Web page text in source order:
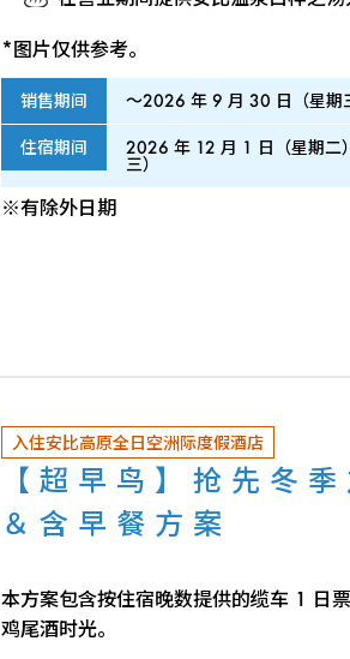
*图片仅供参考。
销售期间 ～2026 年 9 月 30 日（星期
住宿期间 2026 年 12 月 1 日（星期二
三）
※有除外日期
入住安比高原全日空洲际度假酒店
【超早鸟】抢先冬
＆含早餐方案
本方案包含按住宿晚数提供的缆车 1 日
鸡尾酒时光。